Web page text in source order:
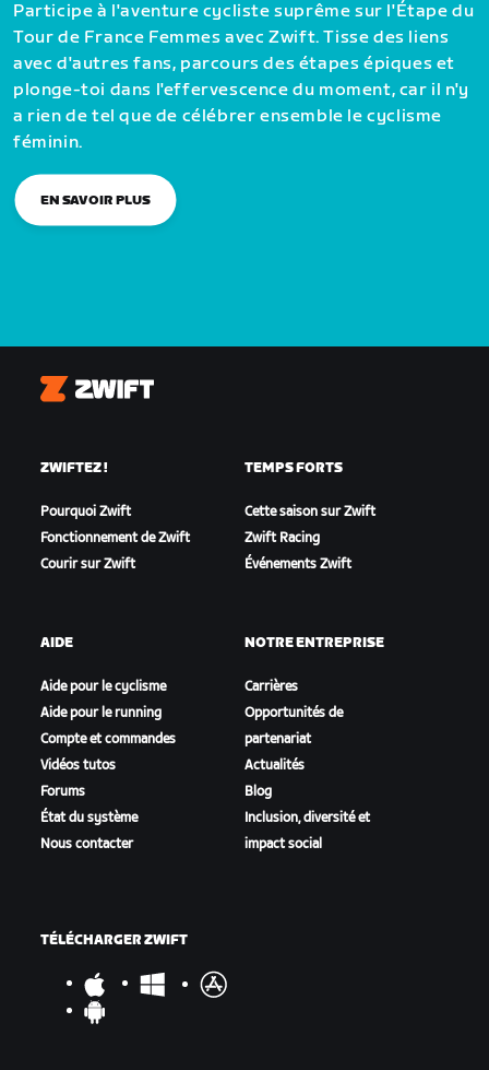
Participe à l'aventure cycliste suprême sur l'Étape du
Tour de France Femmes avec Zwift. Tisse des liens
avec d'autres fans, parcours des étapes épiques et
plonge-toi dans l'effervescence du moment, car il n'y
a rien de tel que de célébrer ensemble le cyclisme
féminin.
EN SAVOIR PLUS
Zwift
ZWIFTEZ !
Pourquoi Zwift
Fonctionnement de Zwift
Courir sur Zwift
TEMPS FORTS
Cette saison sur Zwift
Zwift Racing
Événements Zwift
AIDE
Aide pour le cyclisme
Aide pour le running
Compte et commandes
Vidéos tutos
Forums
État du système
Nous contacter
NOTRE ENTREPRISE
Carrières
Opportunités de
partenariat
Actualités
Blog
Inclusion, diversité et
impact social
TÉLÉCHARGER ZWIFT